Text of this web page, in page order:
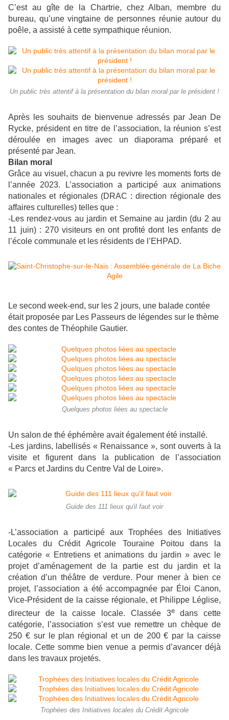
C’est au gîte de la Chartrie, chez Alban, membre du
bureau, qu’une vingtaine de personnes réunie autour du
poêle, a assisté à cette sympathique réunion.
Un public très attentif à la présentation du bilan moral par le président !
Après les souhaits de bienvenue adressés par Jean De
Rycke, président en titre de l’association, la réunion s’est
déroulée en images avec un diaporama préparé et
présenté par Jean.
Bilan moral
Grâce au visuel, chacun a pu revivre les moments forts de
l’année 2023. L’association a participé aux animations
nationales et régionales (DRAC : direction régionale des
affaires culturelles) telles que :
-Les rendez-vous au jardin et Semaine au jardin (du 2 au
11 juin) : 270 visiteurs en ont profité dont les enfants de
l’école communale et les résidents de l’EHPAD.
Le second week-end, sur les 2 jours, une balade contée
était proposée par Les Passeurs de légendes sur le thème
des contes de Théophile Gautier.
Quelques photos liées au spectacle
Un salon de thé éphémère avait également été installé.
-Les jardins, labellisés « Renaissance », sont ouverts à la
visite et figurent dans la publication de l’association
« Parcs et Jardins du Centre Val de Loire».
Guide des 111 lieux qu'il faut voir
-L’association a participé aux Trophées des Initiatives
Locales du Crédit Agricole Touraine Poitou dans la
catégorie « Entretiens et animations du jardin » avec le
projet d’aménagement de la partie est du jardin et la
création d’un théâtre de verdure. Pour mener à bien ce
projet, l’association a été accompagnée par Éloi Canon,
Vice-Président de la caisse régionale, et Philippe Léglise,
directeur de la caisse locale. Classée 3e dans cette
catégorie, l’association s’est vue remettre un chèque de
250 € sur le plan régional et un de 200 € par la caisse
locale. Cette somme bien venue a permis d’avancer déjà
dans les travaux projetés.
Trophées des Initiatives locales du Crédit Agricole